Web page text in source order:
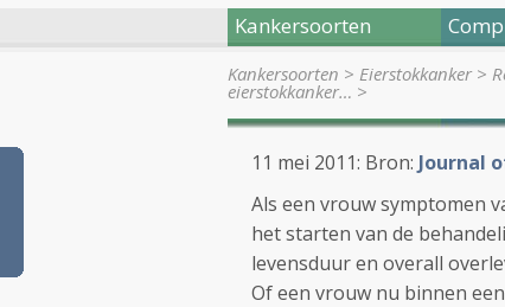
Kankersoorten
Kankersoorten > Eierstokkanker>
eierstokkanker… >
11 mei 2011: Bron: Journal
Als een vrouw symptomen
het starten van de
levensduur en overall
Of een vrouw nu binnen